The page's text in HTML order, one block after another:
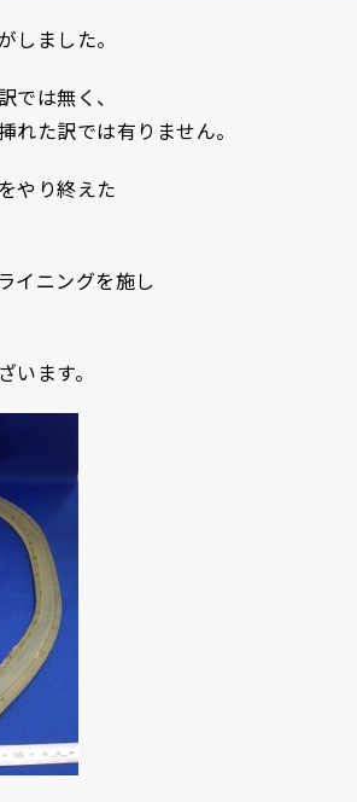
しました。
では無く、
れた訳では有りません。
やり終えた
イニングを施し
います。